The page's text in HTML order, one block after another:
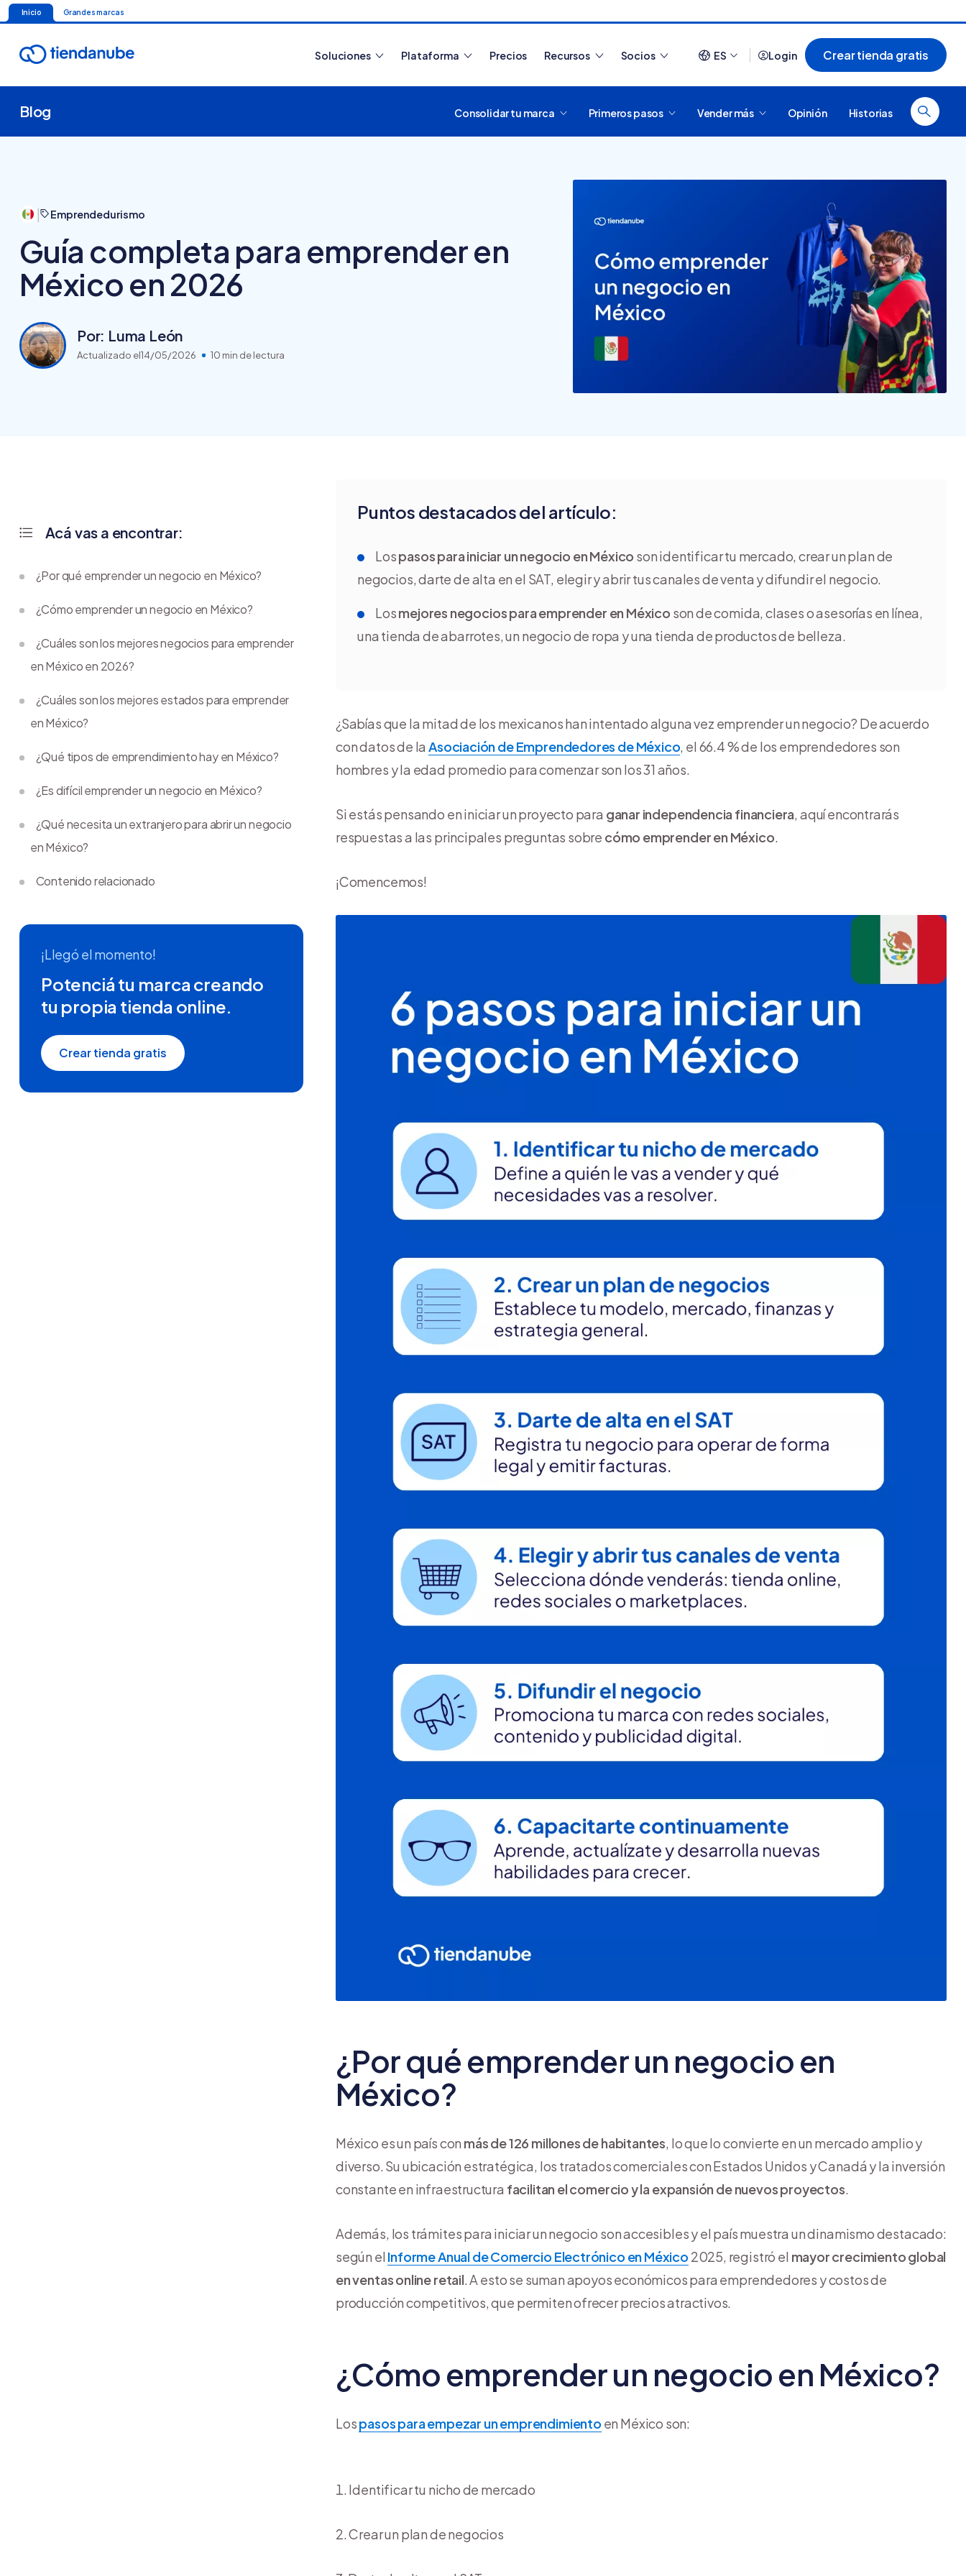
Inicio Grandes marcas
Soluciones Plataforma Precios Recursos
Tiendanube? Aprende a
crear y usar una tienda
¿Cómo es comprar en
Tiendanube? Conocé
20 tiendas online
argentinas creadas con
Tiendanube
Socios ES Login Crear tienda gratis
Blog Consolidar tu marca Primeros pasos Vender más Opinión Historias
| Emprendedurismo
Guía completa para emprender en
México en 2026
Por: Luma León
Actualizado el14/05/2026 10 min de lectura
Puntos destacados del artículo:
Lospasos para iniciar un negocio en México son identificar tu mercado, crear un plan de
negocios, darte de alta en el SAT, elegir y abrir tus canales de venta y difundir el negocio.
Losmejores negocios para emprender en México son de comida, clases o asesorías en línea,
una tienda de abarrotes, un negocio de ropa y una tienda de productos de belleza.
¿Sabías que la mitad de los mexicanos han intentado alguna vez emprender un negocio? De acuerdo
con datos de laAsociación de Emprendedores de México, el 66.4 % de los emprendedores son
hombres y la edad promedio para comenzar son los 31 años.
Si estás pensando en iniciar un proyecto para ganar independencia financiera, aquí encontrarás
respuestas a las principales preguntas sobre cómo emprender en México.
¡Comencemos!
¿Por qué emprender un negocio en
México?
México es un país con más de 126 millones de habitantes, lo que lo convierte en un mercado amplio y
diverso. Su ubicación estratégica, los tratados comerciales con Estados Unidos y Canadá y la inversión
constante en infraestructura facilitan el comercio y la expansión de nuevos proyectos.
Además, los trámites para iniciar un negocio son accesibles y el país muestra un dinamismo destacado:
según el Informe Anual de Comercio Electrónico en México 2025, registró el mayor crecimiento global
en ventas online retail. A esto se suman apoyos económicos para emprendedores y costos de
producción competitivos, que permiten ofrecer precios atractivos.
¿Cómo emprender un negocio en México?
Lospasos para empezar un emprendimiento en México son:
Identificar tu nicho de mercado
Crear un plan de negocios
Acá vas a encontrar:
¿Por qué emprender un negocio en México?
¿Cómo emprender un negocio en México?
¿Cuáles son los mejores negocios para emprender
en México en 2026?
¿Cuáles son los mejores estados para emprender
en México?
¿Qué tipos de emprendimiento hay en México?
¿Es difícil emprender un negocio en México?
¿Qué necesita un extranjero para abrir un negocio
en México?
Contenido relacionado
¡Llegó el momento!
Potenciá tu marca creando
tu propia tienda online.
Crear tienda gratis